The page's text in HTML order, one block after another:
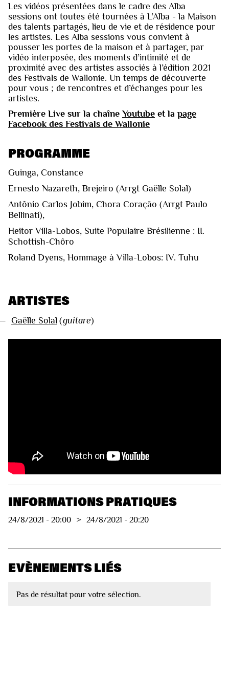
Les vidéos présentées dans le cadre des Alba
sessions ont toutes été tournées à L’Alba - la Maison
des talents partagés, lieu de vie et de résidence pour
les artistes. Les Alba sessions vous convient à
pousser les portes de la maison et à partager, par
vidéo interposée, des moments d’intimité et de
proximité avec des artistes associés à l’édition 2021
des Festivals de Wallonie. Un temps de découverte
pour vous ; de rencontres et d’échanges pour les
artistes.
Première Live sur la chaîneYoutube et la page
Facebook des Festivals de Wallonie
PROGRAMME
Guinga, Constance
Ernesto Nazareth, Brejeiro (Arrgt Gaëlle Solal)
Antônio Carlos Jobim, Chora Coração (Arrgt Paulo
Bellinati),
Heitor Villa-Lobos, Suite Populaire Brésilienne : II.
Schottish-Chôro
Roland Dyens, Hommage à Villa-Lobos: IV. Tuhu
ARTISTES
Gaëlle Solal (guitare)
INFORMATIONS PRATIQUES
24/8/2021 - 20:00 > 24/8/2021 - 20:20
EVÈNEMENTS LIÉS
Pas de résultat pour votre sélection.